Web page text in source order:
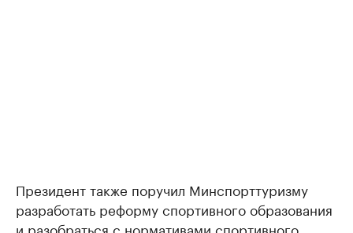
Президент также поручил Минспорттуризму
разработать реформу спортивного образования
и разобраться с нормативами спортивного